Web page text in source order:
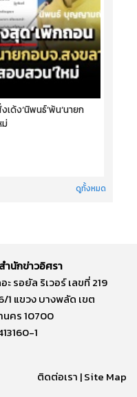
เด้ง‘นิพนธ์’พ้น‘นายก
ม่
ดูทั้งหมด
ำนักข่าวอิศรา
ะ รอยัล ริเวอร์ เลขที่ 219
แขวง บางพลัด เขต
คร 10700
1
ติดต่อเรา |Site Map